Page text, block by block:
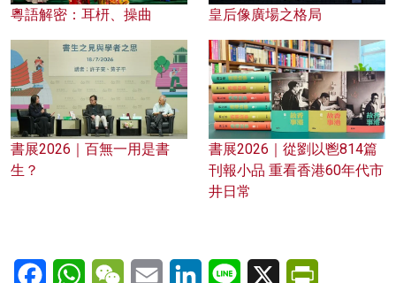
粵語解密：耳枅、操曲 皇后像廣場之格局
書展2026｜百無一用是書
生？
書展2026｜從劉以鬯814篇
刊報小品 重看香港60年代市
井日常
FacebookWhatsAppWeChatEmail LinkedInLine X